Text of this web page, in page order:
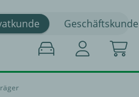
Geschäftskunde